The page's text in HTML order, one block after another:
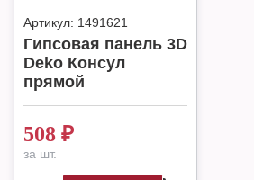
Артикул: 1491621
Гипсовая панель 3D
Deko Консул
прямой
508 ₽
за шт.